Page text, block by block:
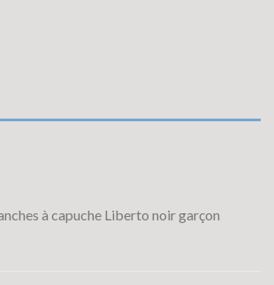
à capuche Liberto noir garçon